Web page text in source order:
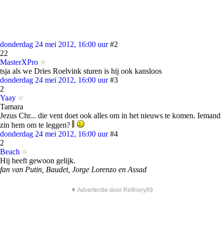
donderdag 24 mei 2012, 16:00 uur #2
22
MasterXPro
tsja als we Dries Roelvink sturen is hij ook kansloos
donderdag 24 mei 2012, 16:00 uur #3
2
Yaay
Tamara
Jezus Chr... die vent doet ook alles om in het nieuws te komen. Iemand
zin hem om te leggen?
donderdag 24 mei 2012, 16:00 uur #4
2
Beach
Hij heeft gewoon gelijk.
fan van Putin, Baudet, Jorge Lorenzo en Assad
▼ Advertentie door Refinery89